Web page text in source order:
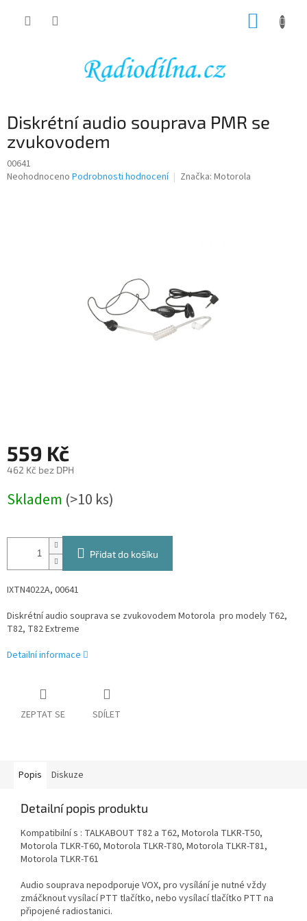
Diskrétní audio souprava PMR se
zvukovodem
00641
Průměrné
Neohodnoceno Podrobnosti hodnocení Značka: Motorola
559 Kč
462 Kč bez DPH
cena:
Skladem (>10 ks)
Přidat do košíku
IXTN4022A, 00641
Diskrétní audio souprava se zvukovodem Motorola pro modely T62,
T82, T82 Extreme
Detailní informace
ZEPTAT SE SDÍLET
Popis Diskuze
Detailní popis produktu
Kompatibilní s : TALKABOUT T82 a T62, Motorola TLKR-T50,
Motorola TLKR-T60, Motorola TLKR-T80, Motorola TLKR-T81,
Motorola TLKR-T61
Audio souprava nepodporuje VOX, pro vysílání je nutné vždy
zmáčknout vysílací PTT tlačítko, nebo vysílací tlačítko PTT na
připojené radiostanici.